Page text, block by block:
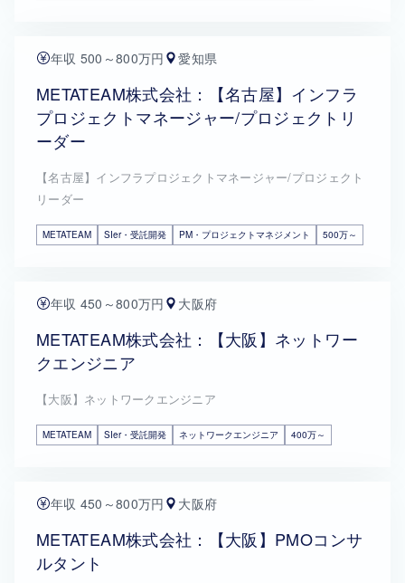
年収 500～800万円 愛知県
METATEAM株式会社：【名古屋】インフラ
プロジェクトマネージャー/プロジェクトリ
ーダー
【名古屋】インフラプロジェクトマネージャー/プロジェクト
リーダー
METATEAM SIer・受託開発 PM・プロジェクトマネジメント 500万～
年収 450～800万円 大阪府
METATEAM株式会社：【大阪】ネットワー
クエンジニア
【大阪】ネットワークエンジニア
METATEAM SIer・受託開発 ネットワークエンジニア 400万～
年収 450～800万円 大阪府
METATEAM株式会社：【大阪】PMOコンサ
ルタント